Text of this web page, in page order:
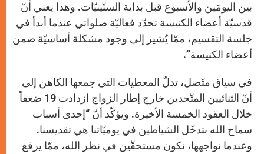
بين اليومَين والأسبوع قبل بداية الستّينيّات. وهذا يعني أنّ
قدسيّة أعضاء الكنيسة تحدّد فعاليّة صلواتي عندما أبدأ في
جلسة التقسيم، ممّا يُشير إلى وجود مشكلة أساسيّة ضمن
أعضاء الكنيسة”.
في سياق متّصل، تدلّ المعطيات التي جمعها الكاهن إلى
أنّ الثنائيين المتّحدين خارج إطار الزواج ازدادت 19 ضعفاً
خلال العقود الخمسة الأخيرة. ويؤكّد أنّ “إحدى أسباب
سماح الله بتدخّل الشياطين في يوميّاتنا هي تقديسنا.
وعندما نواجهها، نكون مستحقّين في نظر الله، ممّا يرفع